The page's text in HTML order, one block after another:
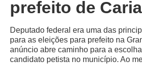
prefeito de
Deputado federal era uma das
para as eleições para prefeito na
anúncio abre caminho para a
candidato petista no município. Ao